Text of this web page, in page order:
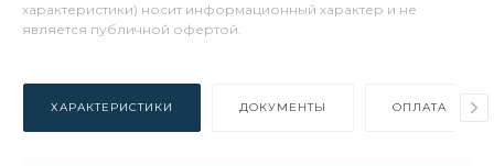
характеристики) носит информационный характер и не
является публичной офертой.
ХАРАКТЕРИСТИКИ ДОКУМЕНТЫ ОПЛАТА